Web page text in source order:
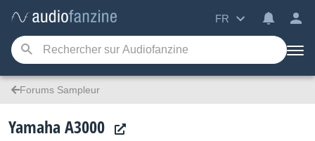
FR
Forums Sampleur
Yamaha A3000